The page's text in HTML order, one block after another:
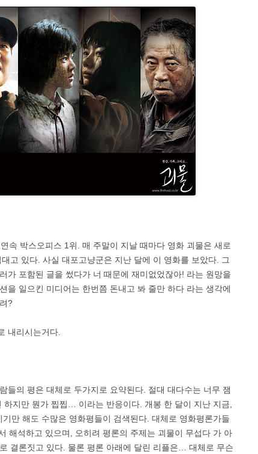
속 박스오피스 1위. 매 주말이 지날 때마다 영화 괴물은 새로
고 있다. 사실 대포고냥군은 지난 달에 이 영화를 보았다. 그
가 포함된 글을 썼다가 너 때문에 재미없었잖아! 라는 원망을
을 일으킨 미디어는 한번쯤 돈내고 봐 줄만 하다 라는 생각에
?
내리시는거다.
들의 평은 대체로 두가지로 요약된다. 절대 대다수는 너무 잼
지만 뭔가 찝찝… 이라는 반응이다. 개봉 한 달이 지난 지금,
만 해도 수많은 영화평들이 검색된다. 대체로 영화평론가들
해석하고 있으며, 오히려 평론의 주제는 괴물이 무섭다 가 아
결론짓고 있다. 물론 평론 아래에 달린 리플은… 대체로 무슨